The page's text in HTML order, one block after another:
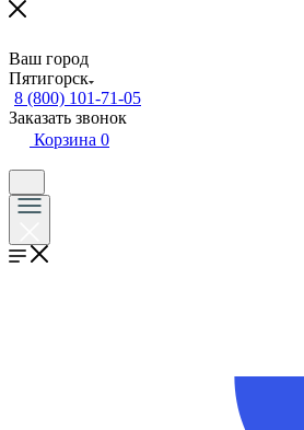
Ваш город
Пятигорск
8 (800) 101-71-05
Заказать звонок
Корзина 0